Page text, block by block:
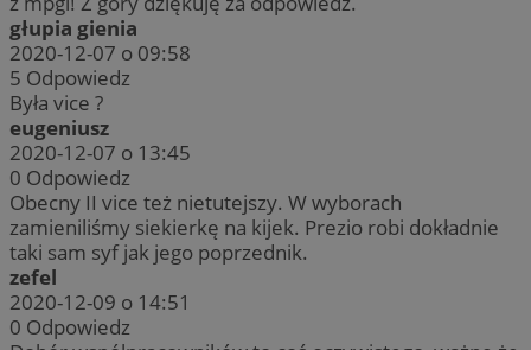
głupia gienia
2020-12-07 o 09:58
5 Odpowiedz
Była vice ?
eugeniusz
2020-12-07 o 13:45
0 Odpowiedz
Obecny II vice też nietutejszy. W wyborach
zamieniliśmy siekierkę na kijek. Prezio robi dokładnie
taki sam syf jak jego poprzednik.
zefel
2020-12-09 o 14:51
0 Odpowiedz